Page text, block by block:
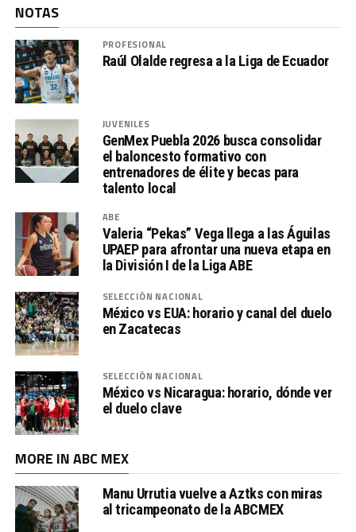
NOTAS
PROFESIONAL
Raúl Olalde regresa a la Liga de Ecuador
JUVENILES
GenMex Puebla 2026 busca consolidar
el baloncesto formativo con
entrenadores de élite y becas para
talento local
ABE
Valeria “Pekas” Vega llega a las Águilas
UPAEP para afrontar una nueva etapa en
la División I de la Liga ABE
SELECCIÓN NACIONAL
México vs EUA: horario y canal del duelo
en Zacatecas
SELECCIÓN NACIONAL
México vs Nicaragua: horario, dónde ver
el duelo clave
MORE IN ABC MEX
Manu Urrutia vuelve a Aztks con miras
al tricampeonato de la ABCMEX